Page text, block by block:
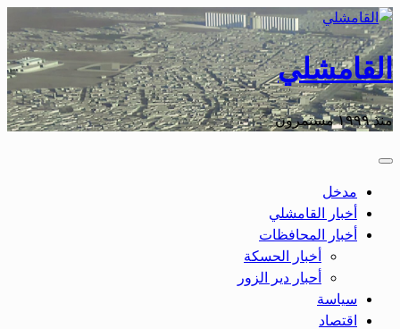
القامشلي
منذ ١٩٩٩ مستمرون
مدخل
أخبار القامشلي
أخبار المحافظات
أخبار الحسكة
أحبار دير الزور
سياسة
اقتصاد